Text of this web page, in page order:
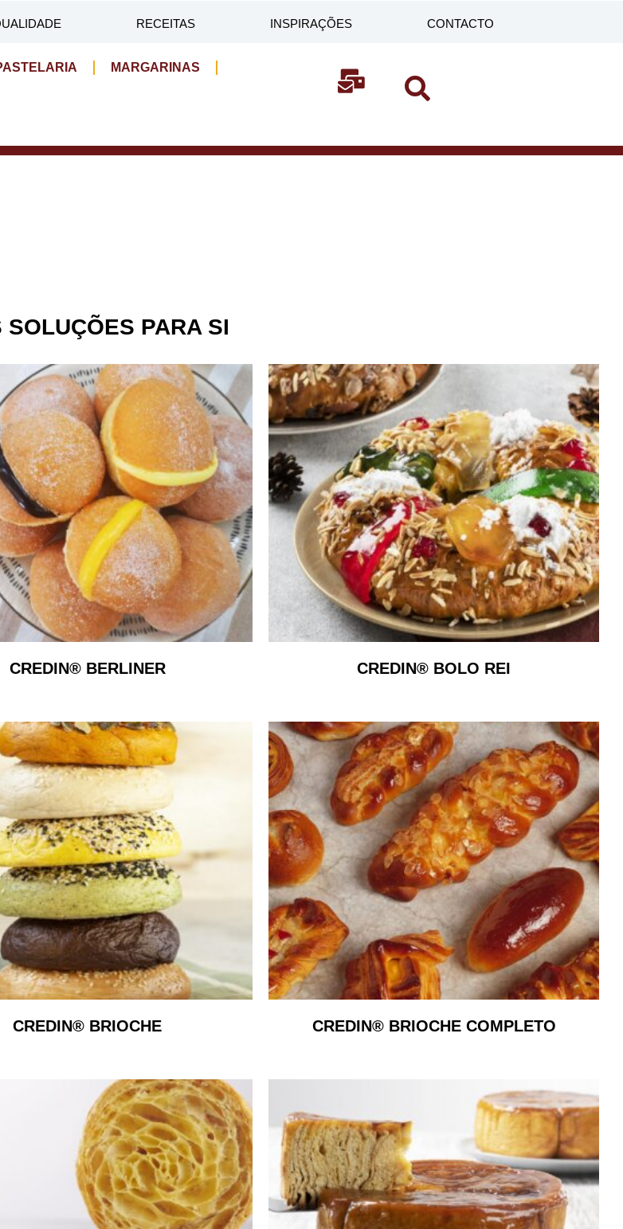
RECEITAS INSPIRAÇÕES CONTACTO
MARGARINAS
SOLUÇÕES PARA SI
CREDIN® BERLINER CREDIN® BOLO REI
CREDIN® BRIOCHE CREDIN® BRIOCHE COMPLETO